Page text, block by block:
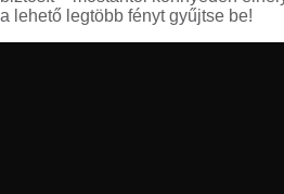
a lehető legtöbb fényt gyűjtse be!